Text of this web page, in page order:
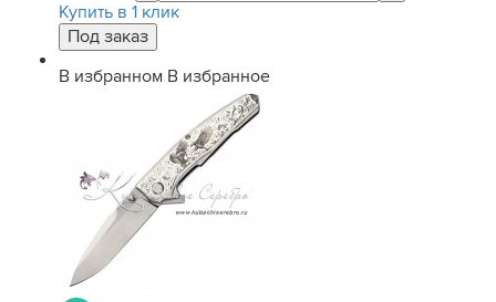
Купить в 1 клик
В избранном В избранное